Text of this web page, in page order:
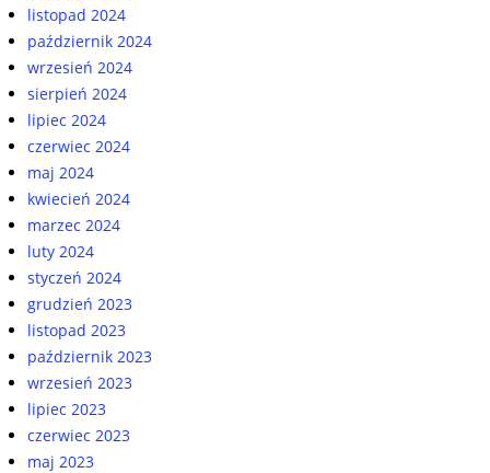
listopad 2024
październik 2024
wrzesień 2024
sierpień 2024
lipiec 2024
czerwiec 2024
maj 2024
kwiecień 2024
marzec 2024
luty 2024
styczeń 2024
grudzień 2023
listopad 2023
październik 2023
wrzesień 2023
lipiec 2023
czerwiec 2023
maj 2023